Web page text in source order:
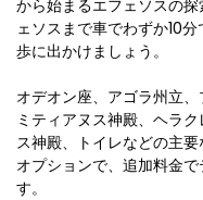
から始まるエフェソスの
ェソスまで車でわずか10
歩に出かけましょう。
オデオン座、アゴラ州立
ミティアヌス神殿、ヘラ
ス神殿、トイレなどの主要
オプションで、追加料金
す。